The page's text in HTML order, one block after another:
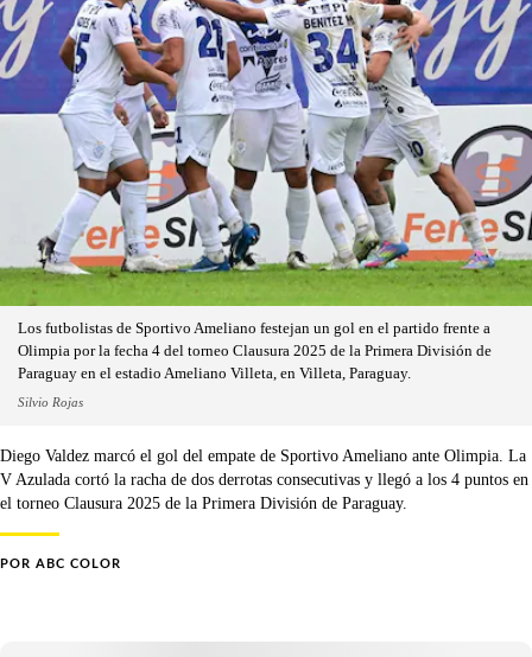
Los futbolistas de Sportivo Ameliano festejan un gol en el partido frente a
Olimpia por la fecha 4 del torneo Clausura 2025 de la Primera División de
Paraguay en el estadio Ameliano Villeta, en Villeta, Paraguay.
Silvio Rojas
Diego Valdez marcó el gol del empate de Sportivo Ameliano ante Olimpia. La
V Azulada cortó la racha de dos derrotas consecutivas y llegó a los 4 puntos en
el torneo Clausura 2025 de la Primera División de Paraguay.
POR ABC COLOR